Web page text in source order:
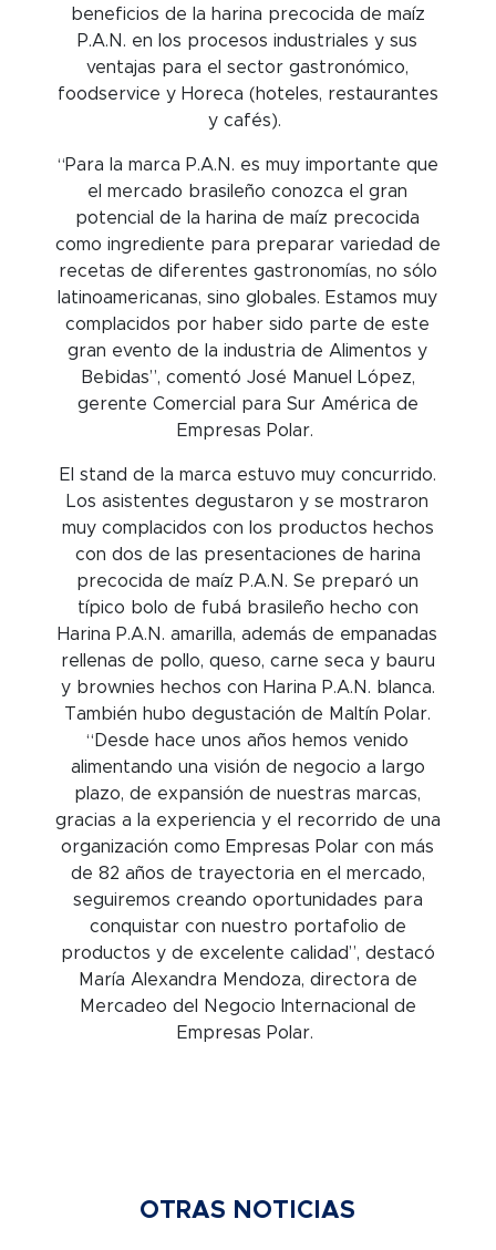
beneficios de la harina precocida de maíz
P.A.N. en los procesos industriales y sus
ventajas para el sector gastronómico,
foodservice y Horeca (hoteles, restaurantes
y cafés).
“Para la marca P.A.N. es muy importante que
el mercado brasileño conozca el gran
potencial de la harina de maíz precocida
como ingrediente para preparar variedad de
recetas de diferentes gastronomías, no sólo
latinoamericanas, sino globales. Estamos muy
complacidos por haber sido parte de este
gran evento de la industria de Alimentos y
Bebidas”, comentó José Manuel López,
gerente Comercial para Sur América de
Empresas Polar.
El stand de la marca estuvo muy concurrido.
Los asistentes degustaron y se mostraron
muy complacidos con los productos hechos
con dos de las presentaciones de harina
precocida de maíz P.A.N. Se preparó un
típico bolo de fubá brasileño hecho con
Harina P.A.N. amarilla, además de empanadas
rellenas de pollo, queso, carne seca y bauru
y brownies hechos con Harina P.A.N. blanca.
También hubo degustación de Maltín Polar.
“Desde hace unos años hemos venido
alimentando una visión de negocio a largo
plazo, de expansión de nuestras marcas,
gracias a la experiencia y el recorrido de una
organización como Empresas Polar con más
de 82 años de trayectoria en el mercado,
seguiremos creando oportunidades para
conquistar con nuestro portafolio de
productos y de excelente calidad”, destacó
María Alexandra Mendoza, directora de
Mercadeo del Negocio Internacional de
Empresas Polar.
OTRAS NOTICIAS